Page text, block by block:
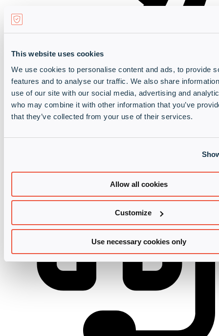
This website uses cookies
We use cookies to personalise content and ads, to provide
features and to analyse our traffic. We also share
use of our site with our social media, advertising and
who may combine it with other information that you’ve
that they’ve collected from your use of their services.
Allow all cookies
Customize
Use necessary cookies only